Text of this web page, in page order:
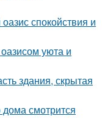
спокойствия и
уюта и
здания, скрытая
смотрится